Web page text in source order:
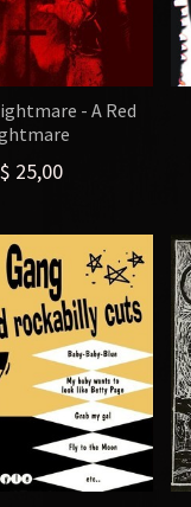
- A Red
25,00